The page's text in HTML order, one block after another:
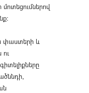
փաստերի և
ու